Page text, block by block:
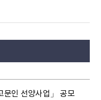
문인 선양사업」 공모